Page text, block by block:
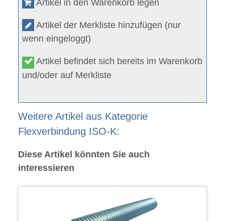
Artikel in den Warenkorb legen
Artikel der Merkliste hinzufügen (nur
wenn eingeloggt)
Artikel befindet sich bereits im Warenkorb
und/oder auf Merkliste
Weitere Artikel aus Kategorie
Flexverbindung ISO-K:
Diese Artikel könnten Sie auch
interessieren